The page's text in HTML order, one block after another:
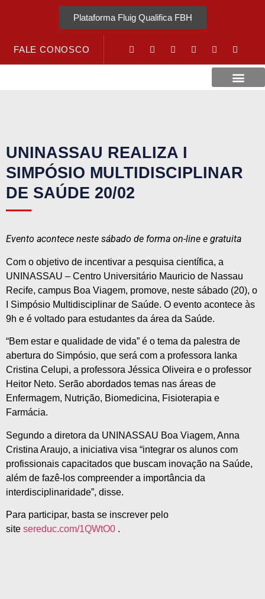
Plataforma Fluig Qualifica FBH
FALE CONOSCO
UNINASSAU REALIZA I
SIMPÓSIO MULTIDISCIPLINAR
DE SAÚDE 20/02
Evento acontece neste sábado de forma on-line e gratuita
Com o objetivo de incentivar a pesquisa científica, a
UNINASSAU – Centro Universitário Mauricio de Nassau
Recife, campus Boa Viagem, promove, neste sábado (20), o
I Simpósio Multidisciplinar de Saúde. O evento acontece às
9h e é voltado para estudantes da área da Saúde.
“Bem estar e qualidade de vida” é o tema da palestra de
abertura do Simpósio, que será com a professora Ianka
Cristina Celupi, a professora Jéssica Oliveira e o professor
Heitor Neto. Serão abordados temas nas áreas de
Enfermagem, Nutrição, Biomedicina, Fisioterapia e
Farmácia.
Segundo a diretora da UNINASSAU Boa Viagem, Anna
Cristina Araujo, a iniciativa visa “integrar os alunos com
profissionais capacitados que buscam inovação na Saúde,
além de fazê-los compreender a importância da
interdisciplinaridade”, disse.
Para participar, basta se inscrever pelo
site sereduc.com/1QWtO0 .